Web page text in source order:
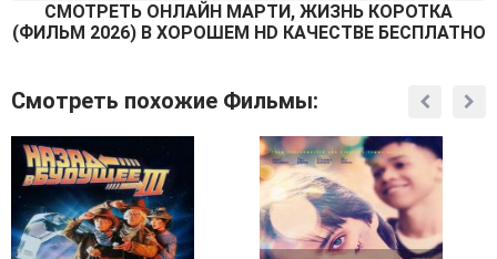
СМОТРEТЬ ОНЛАЙН МАРТИ, ЖИЗНЬ КОРОТКА
(ФИЛЬМ 2026) В ХОРОШЕМ HD КАЧЕСТВЕ БЕСПЛАТНО
Смотреть похожие Фильмы: